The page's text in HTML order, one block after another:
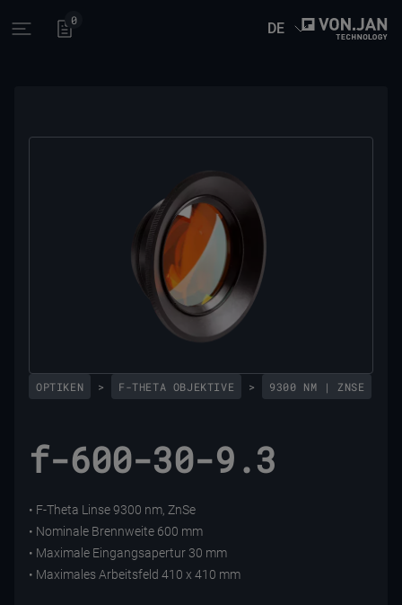
Open main menu
0 DE
OPTIKEN > F-THETA OBJEKTIVE > 9300 NM | ZNSE
f-600-30-9.3
• F-Theta Linse 9300 nm, ZnSe
• Nominale Brennweite 600 mm
• Maximale Eingangsapertur 30 mm
• Maximales Arbeitsfeld 410 x 410 mm